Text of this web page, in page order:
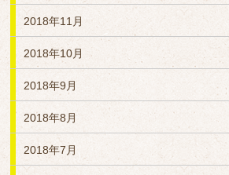
2018年11月
2018年10月
2018年9月
2018年8月
2018年7月